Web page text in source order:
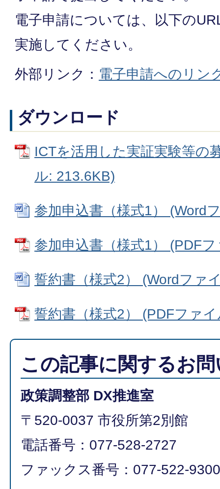
電子申請については、以下の
実施してください。
外部リンク： 電子申請へのリン
ダウンロード
ICTを活用した実証実験等の
ル: 213.6KB)
参加申込書（様式1） (Word
参加申込書（様式1） (PDF
誓約書（様式2） (Wordファ
誓約書（様式2） (PDFファ
この記事に関するお
政策調整部 DX推進室
〒520-0037 市役所第2別館
電話番号：077-528-2727
ファックス番号：077-522-9300